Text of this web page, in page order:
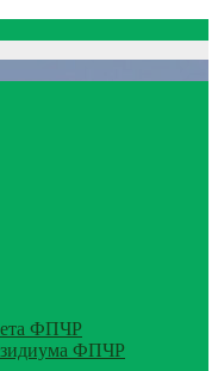
ФПЧР
ФПЧР